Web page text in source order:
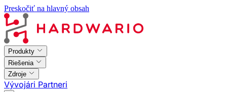
Preskočiť na hlavný obsah
Produkty
Riešenia
Zdroje
Vývojári Partneri